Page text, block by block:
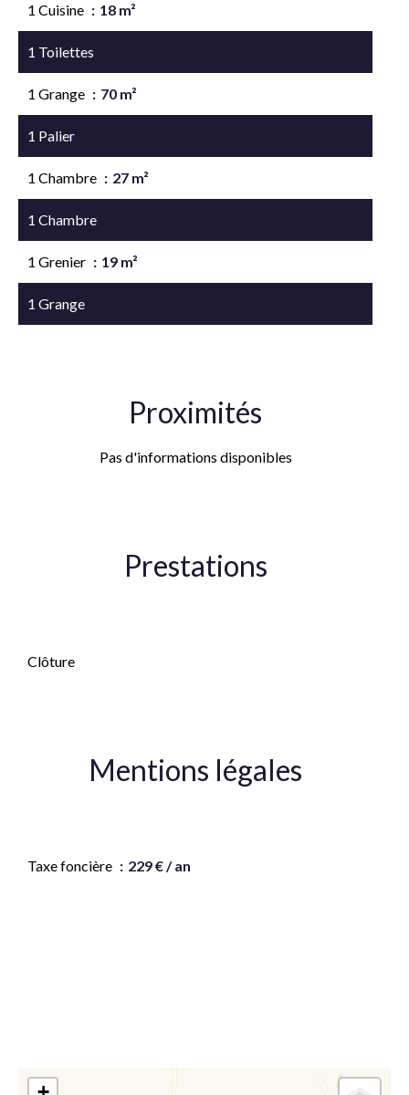
1 Cuisine 18 m²
1 Toilettes
1 Grange 70 m²
1 Palier
1 Chambre 27 m²
1 Chambre
1 Grenier 19 m²
1 Grange
Proximités
Pas d'informations disponibles
Prestations
Clôture
Mentions légales
Taxe foncière 229 € / an